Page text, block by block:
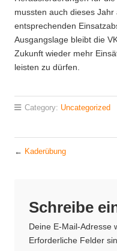
mussten auch dieses
entsprechenden
Ausgangslage bleibt die
Zukunft wieder mehr
leisten zu dürfen.
Category: Uncategorized
← Kaderübung
Schreibe
Deine E-Mail-Adresse
Erforderliche Felder